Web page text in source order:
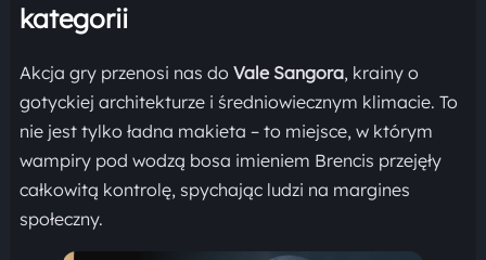
kategorii
Akcja gry przenosi nas do Vale Sangora, krainy o
gotyckiej architekturze i średniowiecznym klimacie. To
nie jest tylko ładna makieta – to miejsce, w którym
wampiry pod wodzą bosa imieniem Brencis przejęły
całkowitą kontrolę, spychając ludzi na margines
społeczny.